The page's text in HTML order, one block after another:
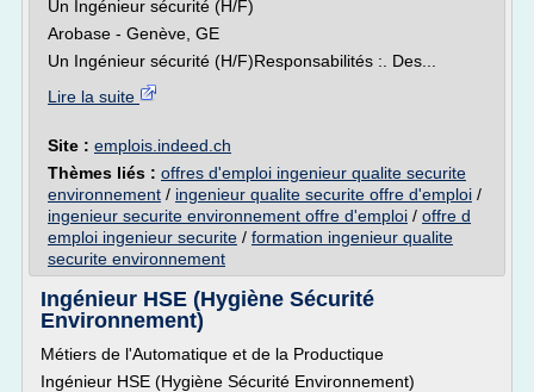
Un Ingénieur sécurité (H/F)
Arobase - Genève, GE
Un Ingénieur sécurité (H/F)Responsabilités :. Des...
Lire la suite
Site : emplois.indeed.ch
Thèmes liés : offres d'emploi ingenieur qualite securite
environnement / ingenieur qualite securite offre d'emploi /
ingenieur securite environnement offre d'emploi / offre d
emploi ingenieur securite / formation ingenieur qualite
securite environnement
Ingénieur HSE (Hygiène Sécurité
Environnement)
Métiers de l'Automatique et de la Productique
Ingénieur HSE (Hygiène Sécurité Environnement)